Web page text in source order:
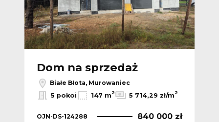
Dom na sprzedaż
Białe Błota, Murowaniec
5 pokoi
147 m2 5 714,29 zł/m2
OJN-DS-124288 840 000 zł